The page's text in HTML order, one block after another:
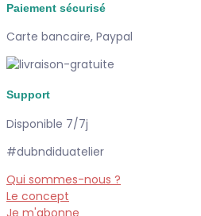
Paiement sécurisé
Carte bancaire, Paypal
Support
Disponible 7/7j
#dubndiduatelier
Qui sommes-nous ?
Le concept
Je m'abonne